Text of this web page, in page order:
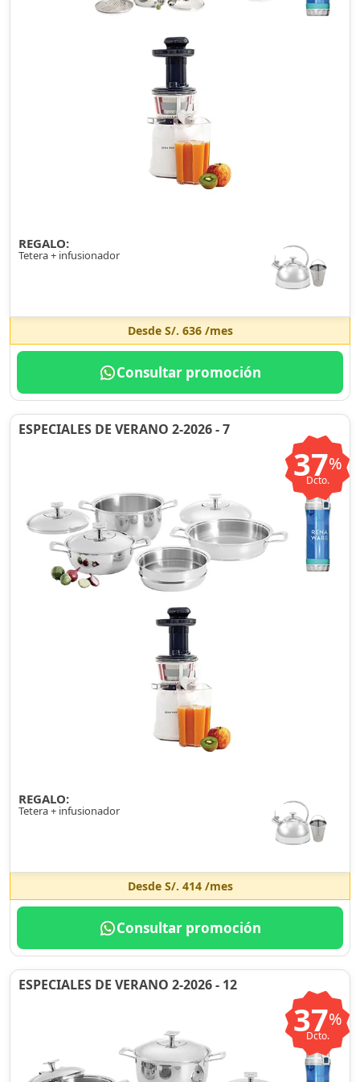
REGALO:
Tetera + infusionador
Desde S/. 636/mes
Consultar promoción
ESPECIALES DE VERANO 2-2026 - 7
37%
Dcto.
REGALO:
Tetera + infusionador
Desde S/. 414/mes
Consultar promoción
ESPECIALES DE VERANO 2-2026 - 12
37%
Dcto.